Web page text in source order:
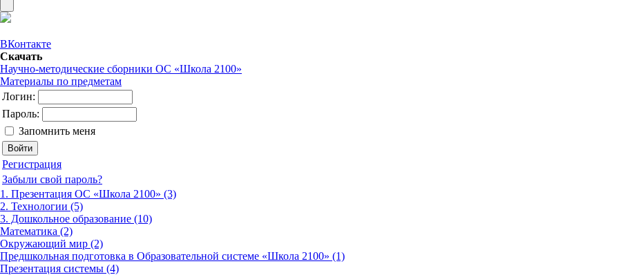
ВКонтакте
Скачать
Научно-методические сборники ОС «Школа 2100»
Материалы по предметам
Логин:
Пароль:
Запомнить меня
Регистрация
Забыли свой пароль?
1. Презентация ОС «Школа 2100» (3)
2. Технологии (5)
3. Дошкольное образование (10)
Математика (2)
Окружающий мир (2)
Предшкольная подготовка в Образовательной системе «Школа 2100» (1)
Презентация системы (4)